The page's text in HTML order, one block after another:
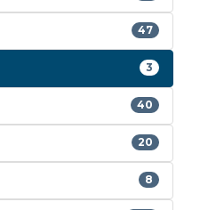
47
3
40
20
8